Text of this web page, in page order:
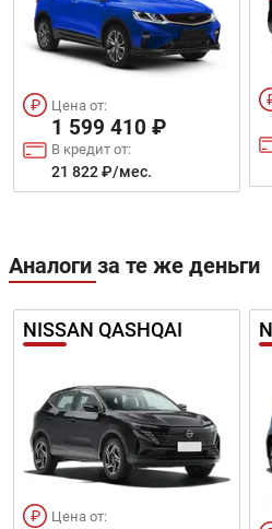
Цена от:
1 599 410 ₽
В кредит от:
21 822 ₽/мес.
Аналоги за те же деньги
NISSAN QASHQAI
Цена от: